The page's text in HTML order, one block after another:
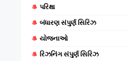
પરિક્ષા
બંધારણ સંપુર્ણ સિરિઝ
યોજનાઓ
રિઝનિંગ સંપુર્ણ સિરિઝ